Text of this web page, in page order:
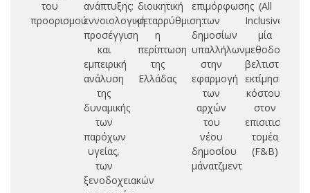
του
προορισμού
ανάπτυξης:
εννοιολογική
προσέγγιση
και
εμπειρική
ανάλυση
της
δυναμικής
των
παρόχων
υγείας,
των
ξενοδοχειακών
διοικητική
μεταρρύθμιση:
η
περίπτωση
της
Ελλάδας
επιμόρφωσης
των
δημοσίων
υπαλλήλων
στην
εφαρμογή
των
αρχών
του
νέου
δημοσίου
μάνατζμεντ
(All
Inclusive):
μία
μεθοδολογία
εκτίμησης
κόστους
στον
επισιτιστικό
τομέα
(F&B)